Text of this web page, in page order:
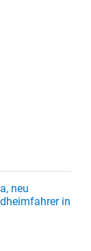
neu
in